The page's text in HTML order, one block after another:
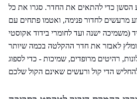
הסשן כדי להתאים את החדר. סגרו את כל
מרעשים לחדור פנימה, ואטמו פתחים עם
(משמיכה ישנה ועד לחומרי בידוד אקוסטי
לאבזר את חדר ההקלטה בכמה שיותר
רהיטים מרופדים, שמיכות - כדי לספוג